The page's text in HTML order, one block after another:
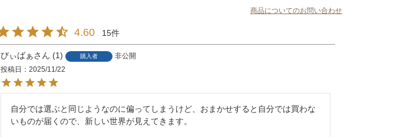
商品についてのお問い合わせ
4.60 15
びぃばぁ 1 購入者
非公開
投稿日
2025/11/22
自分では選ぶと同じようなのに偏ってしまうけど、おまかせすると自分では買わな
いものが届くので、新しい世界が見えてきます。